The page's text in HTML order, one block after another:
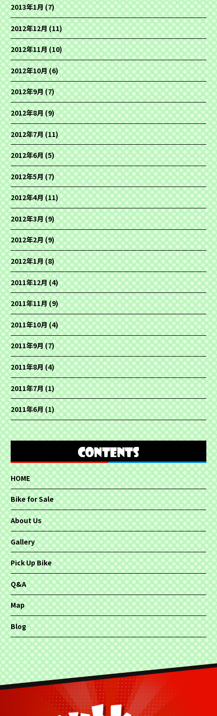
2013年1月(7)
2012年12月(11)
2012年11月(10)
2012年10月(6)
2012年9月(7)
2012年8月(9)
2012年7月(11)
2012年6月(5)
2012年5月(7)
2012年4月(11)
2012年3月(9)
2012年2月(9)
2012年1月(8)
2011年12月(4)
2011年11月(9)
2011年10月(4)
2011年9月(7)
2011年8月(4)
2011年7月(1)
2011年6月(1)
HOME
Bike for Sale
About Us
Gallery
Pick Up Bike
Q&A
Map
Blog